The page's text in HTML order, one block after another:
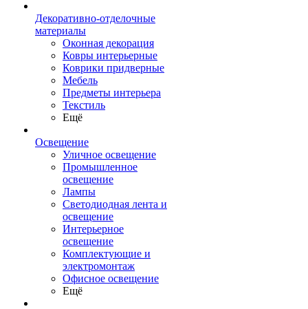
Декоративно-отделочные
материалы
Оконная декорация
Ковры интерьерные
Коврики придверные
Мебель
Предметы интерьера
Текстиль
Ещё
Освещение
Уличное освещение
Промышленное
освещение
Лампы
Светодиодная лента и
освещение
Интерьерное
освещение
Комплектующие и
электромонтаж
Офисное освещение
Ещё